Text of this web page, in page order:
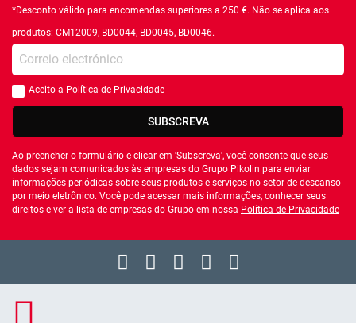
*Desconto válido para encomendas superiores a 250 €. Não se aplica aos
produtos: CM12009, BD0044, BD0045, BD0046.
Introduza o seu email
Você deve aceitar a política de privacidade
Aceito a Política de Privacidade
SUBSCREVA
Ao preencher o formulário e clicar em 'Subscreva', você consente que seus
dados sejam comunicados às empresas do Grupo Pikolin para enviar
informações periódicas sobre seus produtos e serviços no setor de descanso
por meio eletrônico. Você pode acessar mais informações, conhecer seus
direitos e ver a lista de empresas do Grupo em nossa Política de Privacidade